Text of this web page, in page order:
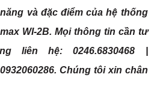
và đặc điểm củahệ thống
WI-2B. Mọi thông tin cần tư
liên hệ: 0246.6830468 |
Chúng tôi xin chân